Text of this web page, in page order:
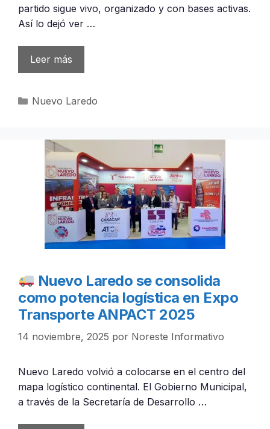
partido sigue vivo, organizado y con bases activas.
Así lo dejó ver …
Leer más
Categorías
Nuevo Laredo
Nuevo Laredo se consolida
como potencia logística en Expo
Transporte ANPACT 2025
14 noviembre, 2025 por Noreste Informativo
Nuevo Laredo volvió a colocarse en el centro del
mapa logístico continental. El Gobierno Municipal,
a través de la Secretaría de Desarrollo …